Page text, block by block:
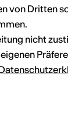
Baylis
dans la
von Dritten
nicht